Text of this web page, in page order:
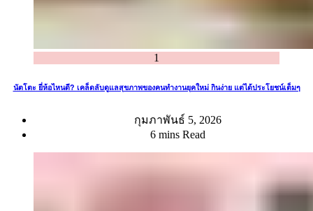
1
นัตโตะ ยี่ห้อไหนดี? เคล็ดลับดูแลสุขภาพของคนทำงานยุคใหม่ กินง่าย แต่ได้ประโยชน์เต็มๆ
กุมภาพันธ์ 5, 2026
6 mins Read